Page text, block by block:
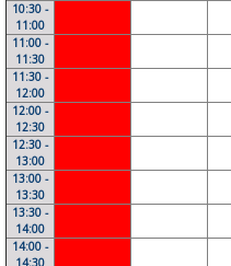
10:30 -
11:00
11:00 -
11:30
11:30 -
12:00
12:00 -
12:30
12:30 -
13:00
13:00 -
13:30
13:30 -
14:00
14:00 -
14:30